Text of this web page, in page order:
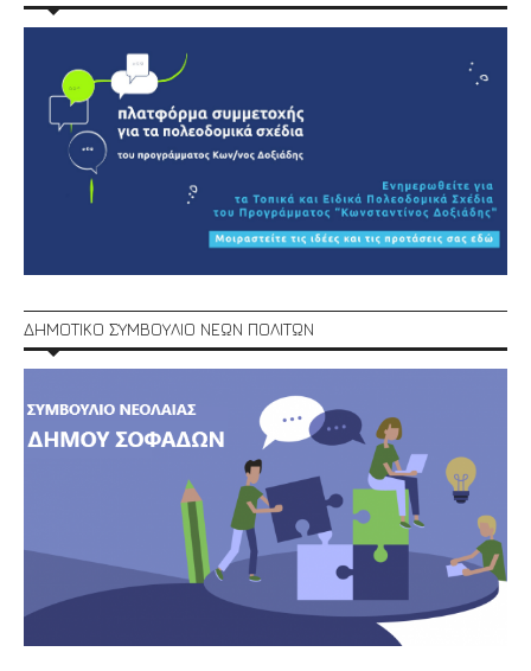
ΔΗΜΟΤΙΚΟ ΣΥΜΒΟΥΛΙΟ ΝΕΩΝ ΠΟΛΙΤΩΝ